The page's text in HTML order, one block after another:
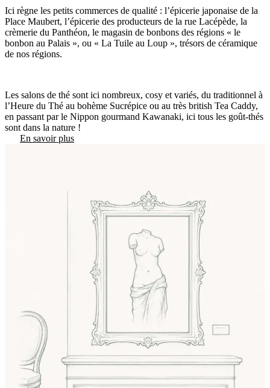
Ici règne les petits commerces de qualité : l’épicerie japonaise de la
Place Maubert, l’épicerie des producteurs de la rue Lacépède, la
crèmerie du Panthéon, le magasin de bonbons des régions « le
bonbon au Palais », ou « La Tuile au Loup », trésors de céramique
de nos régions.
Les salons de thé sont ici nombreux, cosy et variés, du traditionnel à
l’Heure du Thé au bohème Sucrépice ou au très british Tea Caddy,
en passant par le Nippon gourmand Kawanaki, ici tous les goût-thés
sont dans la nature !
En savoir plus